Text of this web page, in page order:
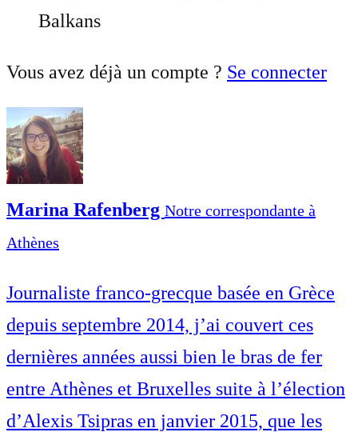
Balkans
Vous avez déjà un compte ? Se connecter
Marina Rafenberg Notre correspondante à
Athènes
Journaliste franco-grecque basée en Grèce
depuis septembre 2014, j’ai couvert ces
dernières années aussi bien le bras de fer
entre Athènes et Bruxelles suite à l’élection
d’Alexis Tsipras en janvier 2015, que les